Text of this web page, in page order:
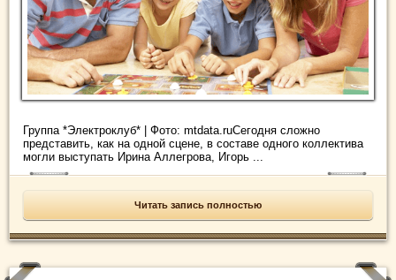
Группа *Электроклуб* | Фото: mtdata.ruСегодня сложно
представить, как на одной сцене, в составе одного коллектива
могли выступать Ирина Аллегрова, Игорь ...
Читать запись полностью